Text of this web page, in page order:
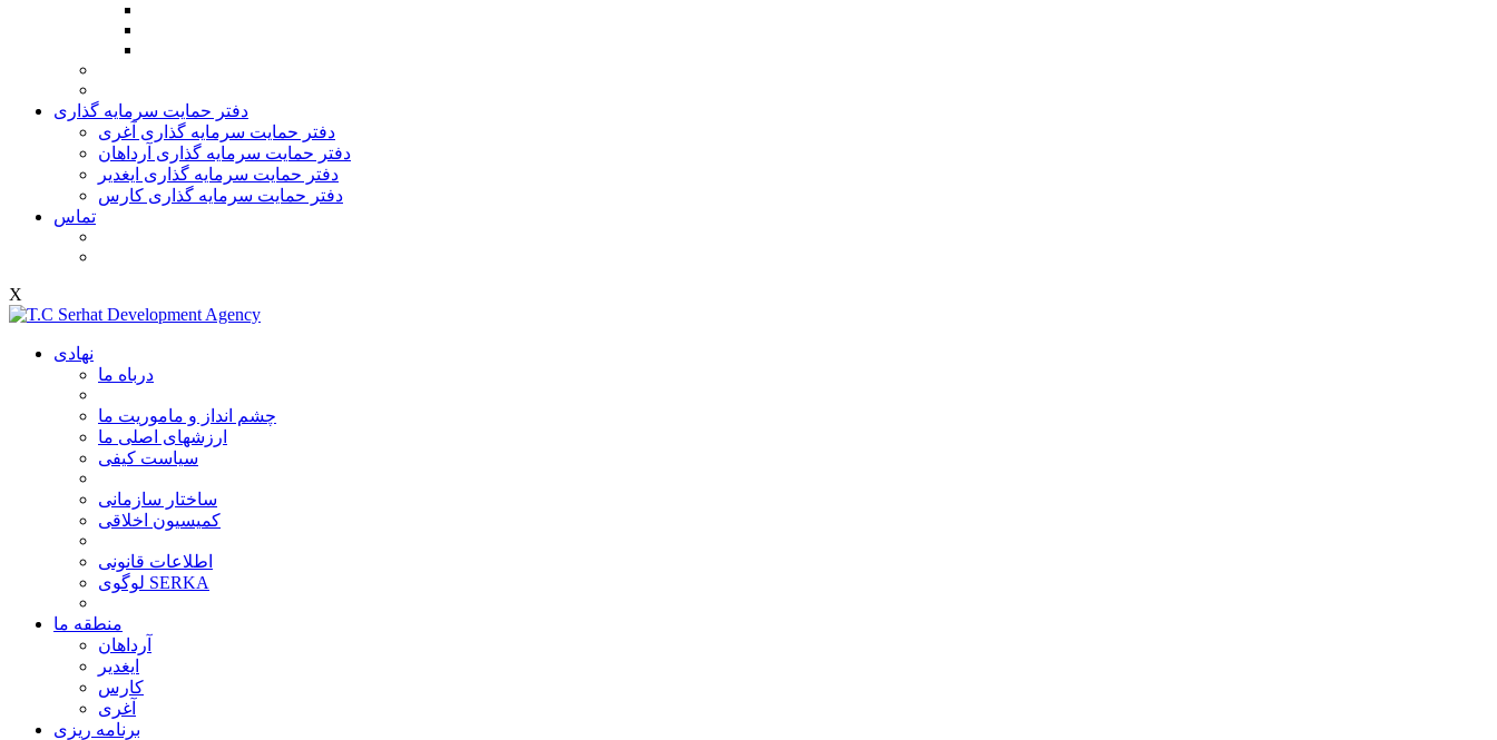
دفتر حمایت سرمایه گذاری
دفتر حمایت سرمایه گذاری آغری
دفتر حمایت سرمایه گذاری آرداهان
دفتر حمایت سرمایه گذاری ایغدیر
دفتر حمایت سرمایه گذاری کارس
تماس
X
نهادی
درباه ما
چشم انداز و ماموریت ما
ارزشهای اصلی ما
سیاست کیفی
ساختار سازمانی
کمیسیون اخلاقی
اطلاعات قانونی
لوگوی SERKA
منطقه ما
آرداهان
ایغدیر
کارس
آغری
برنامه ریزی